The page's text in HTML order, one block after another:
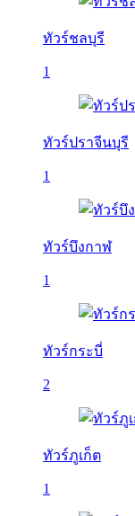
ทัวร์ชลบุรี
1
ทัวร์ปราจีนบุรี
1
ทัวร์บึงกาฬ
1
ทัวร์กระบี่
2
ทัวร์ภูเก็ต
1